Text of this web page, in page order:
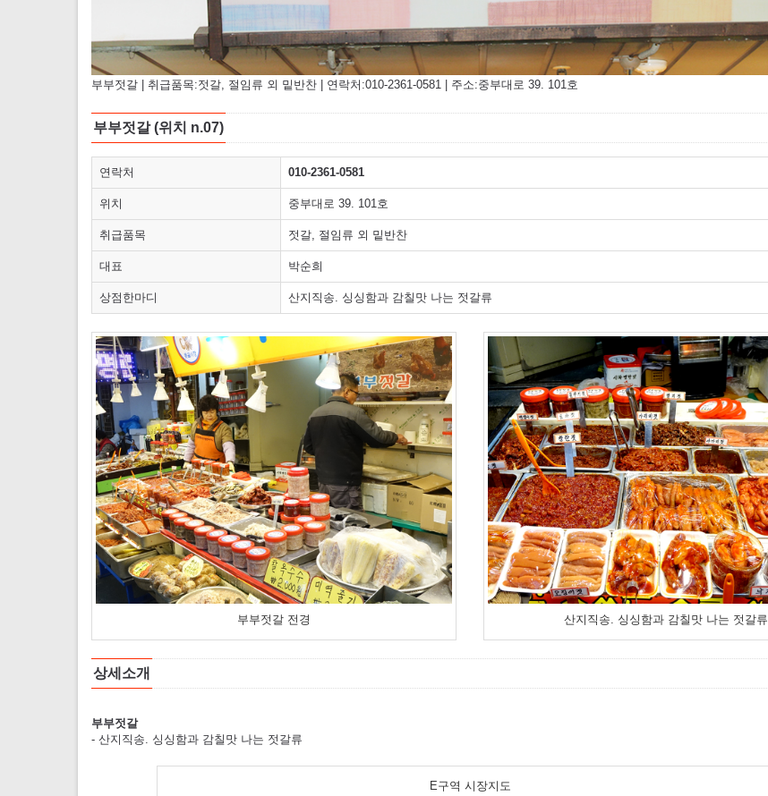
부부젓갈 | 취급품목:젓갈, 절임류 외 밑반찬 | 연락처:010-2361-0581 | 주소:중부대로 39. 101호
부부젓갈 (위치 n.07)
연락처 010-2361-0581
위치 중부대로 39. 101호
취급품목 젓갈, 절임류 외 밑반찬
대표 박순희
상점한마디 산지직송. 싱싱함과 감칠맛 나는 젓갈류
부부젓갈 전경 산지직송. 싱싱함과 감칠맛 나는 젓갈류
상세소개
부부젓갈
- 산지직송. 싱싱함과 감칠맛 나는 젓갈류
E구역 시장지도